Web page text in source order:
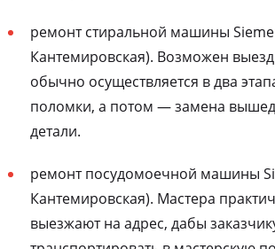
ремонт стиральной машины
Кантемировская). Возможен
обычно осуществляется в два
поломки, а потом — замена
детали.
ремонт посудомоечной машины
Кантемировская). Мастера
выезжают на адрес, дабы